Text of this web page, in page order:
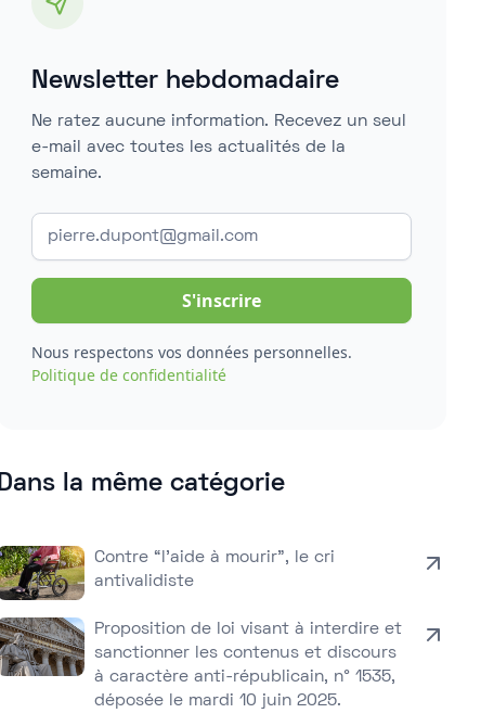
Newsletter hebdomadaire
Ne ratez aucune information. Recevez un seul
e-mail avec toutes les actualités de la
semaine.
Nous respectons vos données personnelles.
Politique de confidentialité
Dans la même catégorie
Contre “l’aide à mourir”, le cri
antivalidiste
Proposition de loi visant à interdire et
sanctionner les contenus et discours
à caractère anti-républicain, n° 1535,
déposée le mardi 10 juin 2025.